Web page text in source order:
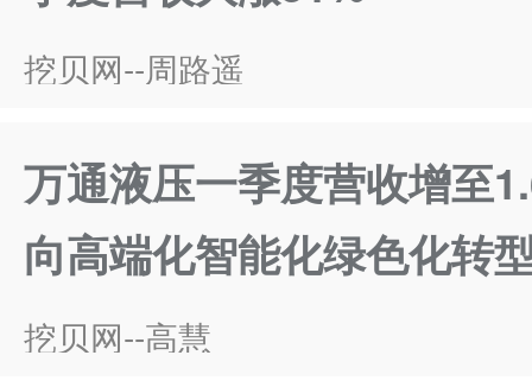
挖贝网--周路遥
万通液压一季度营收增至
向高端化智能化绿色化转
挖贝网--高慧